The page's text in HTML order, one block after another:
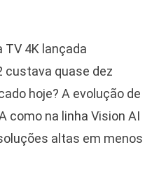
TV 4K lançada
custava quase dez
hoje? A evolução de
como na linha Vision AI
altas em menos